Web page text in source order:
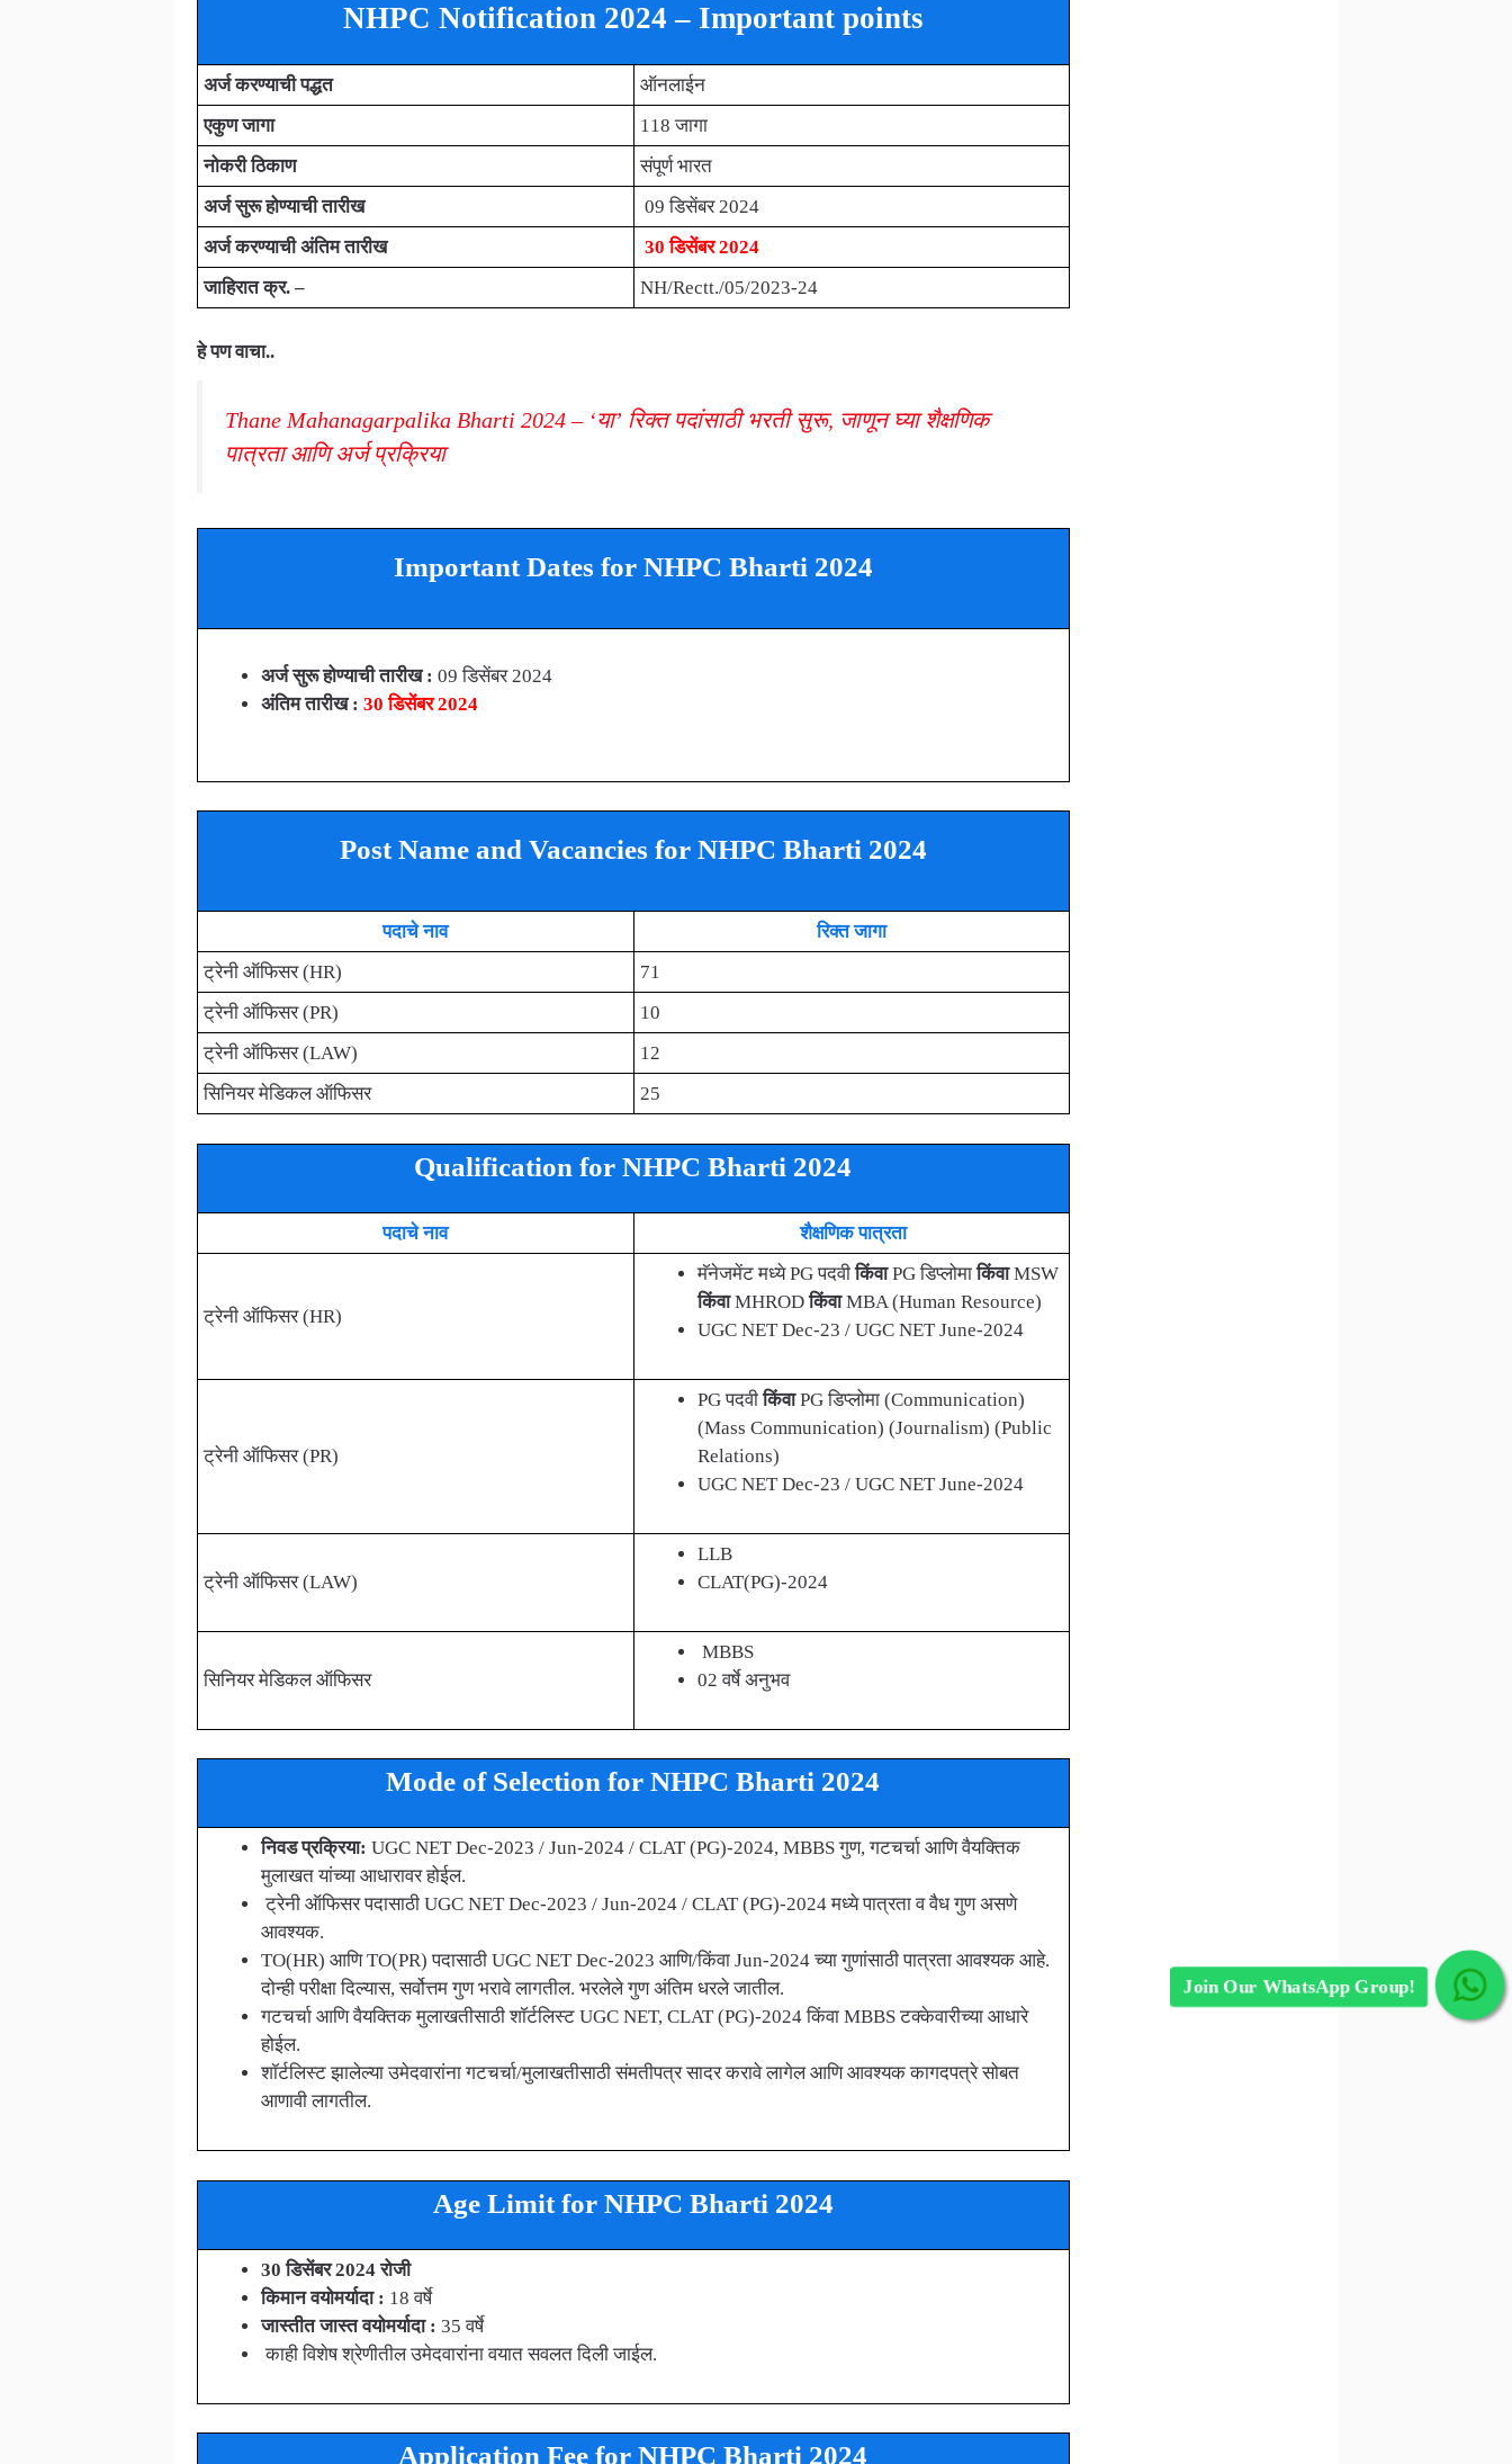
NHPC Notification 2024 – Important points
अर्ज करण्याची पद्धत
ऑनलाईन
एकुण जागा
118 जागा
नोकरी ठिकाण
संपूर्ण भारत
अर्ज सुरू होण्याची तारीख
09 डिसेंबर 2024
अर्ज करण्याची अंतिम तारीख
30 डिसेंबर 2024
जाहिरात क्र. –
NH/Rectt./05/2023-24
हे पण वाचा..
Thane Mahanagarpalika Bharti 2024 – ‘या’ रिक्त पदांसाठी भरती सुरू, जाणून घ्या शैक्षणिक
पात्रता आणि अर्ज प्रक्रिया
Important Dates for NHPC Bharti 2024
अर्ज सुरू होण्याची तारीख : 09 डिसेंबर 2024
अंतिम तारीख : 30 डिसेंबर 2024
Post Name and Vacancies for NHPC Bharti 2024
पदाचे नाव
रिक्त जागा
ट्रेनी ऑफिसर (HR)
71
ट्रेनी ऑफिसर (PR)
10
ट्रेनी ऑफिसर (LAW)
12
सिनियर मेडिकल ऑफिसर
25
Qualification for NHPC Bharti 2024
पदाचे नाव शैक्षणिक पात्रता
ट्रेनी ऑफिसर (HR)
मॅनेजमेंट मध्ये PG पदवीकिंवाPG डिप्लोमाकिंवाMSW
किंवाMHRODकिंवाMBA (Human Resource)
UGC NET Dec-23 / UGC NET June-2024
ट्रेनी ऑफिसर (PR)
PG पदवीकिंवाPG डिप्लोमा (Communication)
(Mass Communication) (Journalism) (Public
Relations)
UGC NET Dec-23 / UGC NET June-2024
ट्रेनी ऑफिसर (LAW)
LLB
CLAT(PG)-2024
सिनियर मेडिकल ऑफिसर
MBBS
02 वर्षे अनुभव
Mode of Selection for NHPC Bharti 2024
निवड प्रक्रिया: UGC NET Dec-2023 / Jun-2024 / CLAT (PG)-2024, MBBS गुण, गटचर्चा आणि वैयक्तिक
मुलाखत यांच्या आधारावर होईल.
ट्रेनी ऑफिसर पदासाठी UGC NET Dec-2023 / Jun-2024 / CLAT (PG)-2024 मध्ये पात्रता व वैध गुण असणे
आवश्यक.
TO(HR) आणि TO(PR) पदासाठी UGC NET Dec-2023 आणि/किंवा Jun-2024 च्या गुणांसाठी पात्रता आवश्यक आहे.
दोन्ही परीक्षा दिल्यास, सर्वोत्तम गुण भरावे लागतील. भरलेले गुण अंतिम धरले जातील.
गटचर्चा आणि वैयक्तिक मुलाखतीसाठी शॉर्टलिस्ट UGC NET, CLAT (PG)-2024 किंवा MBBS टक्केवारीच्या आधारे
होईल.
शॉर्टलिस्ट झालेल्या उमेदवारांना गटचर्चा/मुलाखतीसाठी संमतीपत्र सादर करावे लागेल आणि आवश्यक कागदपत्रे सोबत
आणावी लागतील.
Age Limit for NHPC Bharti 2024
30 डिसेंबर 2024 रोजी
किमान वयोमर्यादा : 18 वर्षे
जास्तीत जास्त वयोमर्यादा : 35 वर्षे
काही विशेष श्रेणीतील उमेदवारांना वयात सवलत दिली जाईल.
Application Fee for NHPC Bharti 2024
Join Our WhatsApp Group!